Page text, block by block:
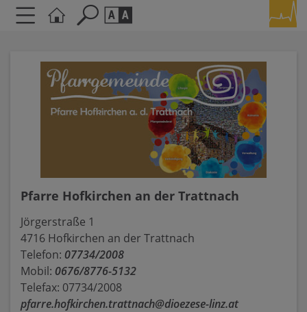
Schriftgröße
AAA
A A A A A
Pfarre Hofkirchen an der Trattnach
Jörgerstraße 1
4716 Hofkirchen an der Trattnach
Telefon: 07734/2008
Mobil: 0676/8776-5132
Telefax: 07734/2008
pfarre.hofkirchen.trattnach@dioezese-linz.at